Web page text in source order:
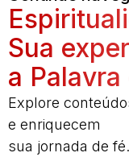
Sua
a
Explore
e enriquecem
sua jornada de fé.